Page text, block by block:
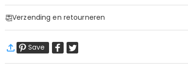
Basis Informatie
Sok Hoogte:22cm cm
Zool Lengte:22cm cm
Verzending en retourneren
Wij willen dat u zich comfortabel en zeker voelt
Meer Informatie
Save